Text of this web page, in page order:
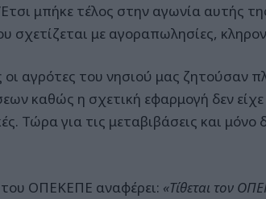
μπήκε τέλος στην αγωνία αυτής
με αγοραπωλησίες,
οι αγρότες του νησιού μας ζητούσαν
καθώς η σχετική εφαρμογή δεν είχε
Τώρα για τις μεταβιβάσεις και
ΟΠΕΚΕΠΕ αναφέρει: «Τίθεται τον